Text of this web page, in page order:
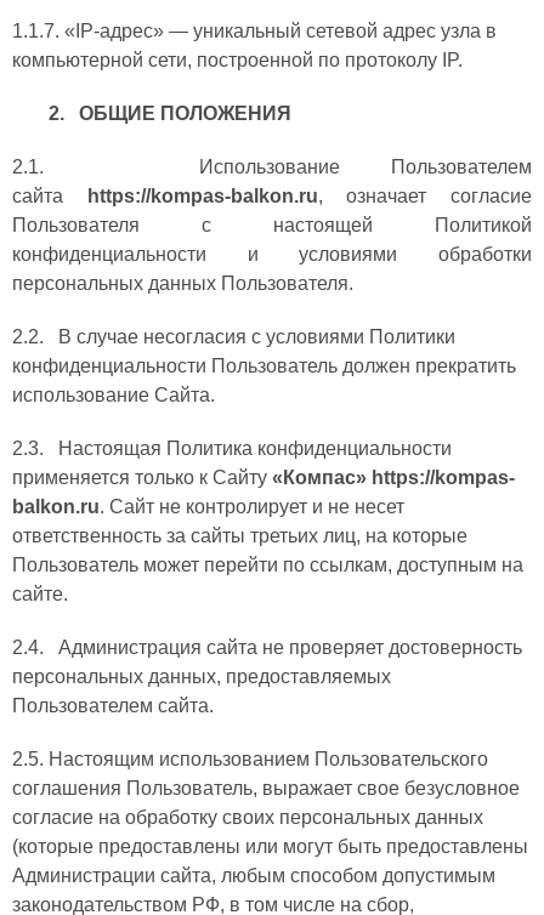
1.1.7. «IP-адрес» — уникальный сетевой адрес узла в
компьютерной сети, построенной по протоколу IP.
2. ОБЩИЕ ПОЛОЖЕНИЯ
2.1. Использование Пользователем
сайта
https://kompas-balkon.ru, означает согласие
Пользователя с настоящей Политикой
конфиденциальности и условиями обработки
персональных данных Пользователя.
2.2. В случае несогласия с условиями Политики
конфиденциальности Пользователь должен прекратить
использование Сайта.
2.3. Настоящая Политика конфиденциальности
применяется только к Сайту «Компас» https://kompas-
balkon.ru. Сайт не контролирует и не несет
ответственность за сайты третьих лиц, на которые
Пользователь может перейти по ссылкам, доступным на
сайте.
2.4. Администрация сайта не проверяет достоверность
персональных данных, предоставляемых
Пользователем сайта.
2.5. Настоящим использованием Пользовательского
соглашения Пользователь, выражает свое безусловное
согласие на обработку своих персональных данных
(которые предоставлены или могут быть предоставлены
Администрации сайта, любым способом допустимым
законодательством РФ, в том числе на сбор,